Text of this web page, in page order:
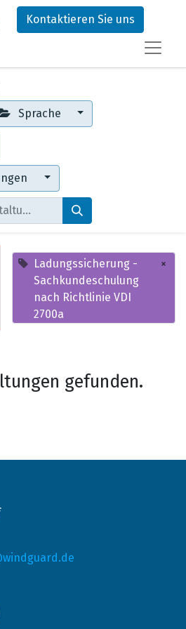
Kontaktieren Sie uns
Sprache
Ladungssicherung -
Sachkundeschulung
nach Richtlinie VDI
2700a
×
gefunden.